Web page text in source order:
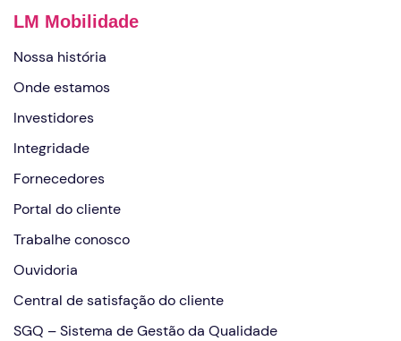
LM Mobilidade
Nossa história
Onde estamos
Investidores
Integridade
Fornecedores
Portal do cliente
Trabalhe conosco
Ouvidoria
Central de satisfação do cliente
SGQ – Sistema de Gestão da Qualidade